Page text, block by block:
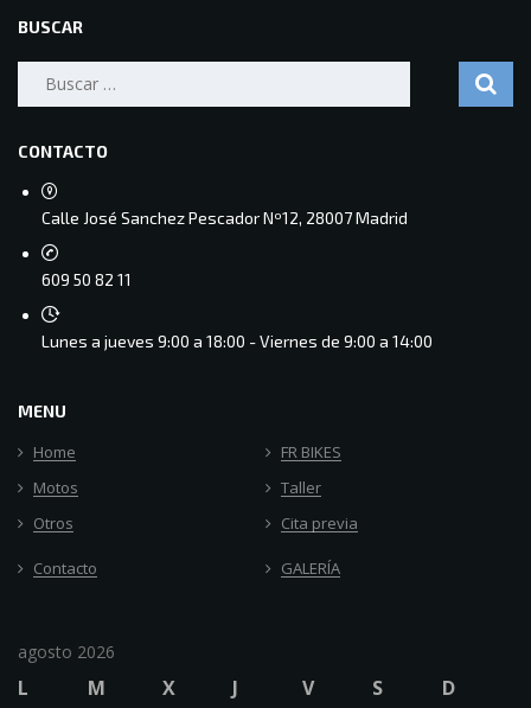
BUSCAR
Buscar:
CONTACTO
Calle José Sanchez Pescador Nº12, 28007 Madrid
609 50 82 11
Lunes a jueves 9:00 a 18:00 - Viernes de 9:00 a 14:00
MENU
Home
FR BIKES
Motos
Taller
Otros
Cita previa
Contacto GALERÍA
agosto 2026
L M X J V S D